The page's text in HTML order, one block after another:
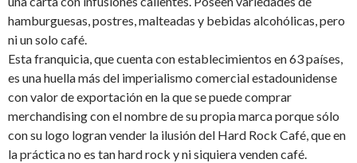
hamburguesas, postres, malteadas y bebidas alcohólicas, pero
ni un solo café.
Esta franquicia, que cuenta con establecimientos en 63 países,
es una huella más del imperialismo comercial estadounidense
con valor de exportación en la que se puede comprar
merchandising con el nombre de su propia marca porque sólo
con su logo logran vender la ilusión del Hard Rock Café, que en
la práctica no es tan hard rock y ni siquiera venden café.